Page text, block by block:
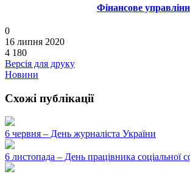
Фінансове
0
16 липня 2020
4 180
Версія для друку
Новини
Схожі публікації
6 червня – День журналіста України
6 листопада – День працівника соціальної